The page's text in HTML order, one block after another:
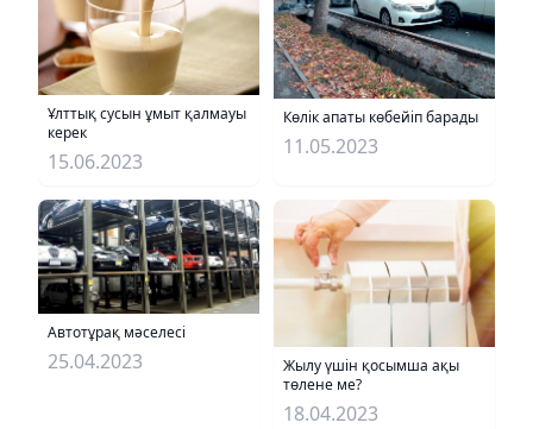
Ұлттық сусын ұмыт қалмауы
керек
15.06.2023
Көлік апаты көбейіп барады
11.05.2023
Автотұрақ мәселесі
25.04.2023
Жылу үшін қосымша ақы
төлене ме?
18.04.2023